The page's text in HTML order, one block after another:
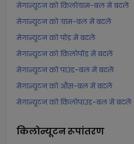
मेगान्यूटन को किलोग्राम-बल में बदलें
मेगान्यूटन को ग्राम-बल में बदलें
मेगान्यूटन को पोंड में बदलें
मेगान्यूटन को किलोपोंड में बदलें
मेगान्यूटन को पाउंड-बल में बदलें
मेगान्यूटन को औंस-बल में बदलें
मेगान्यूटन को किलोपाउंड-बल में बदलें
किलोन्यूटनरूपांतरण